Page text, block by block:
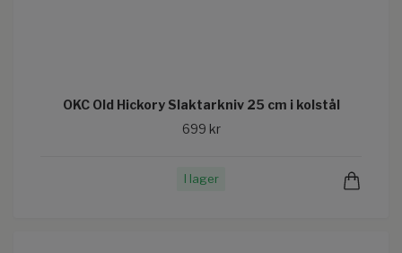
OKC Old Hickory Slaktarkniv 25 cm i kolstål
699 kr
I lager